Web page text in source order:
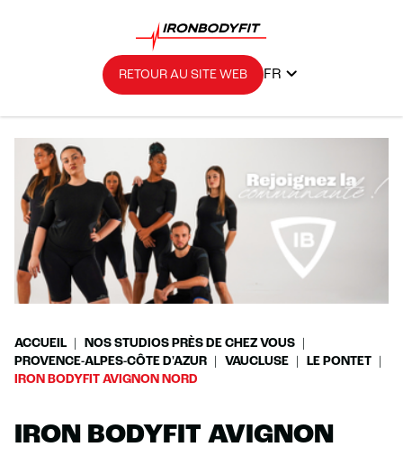
RETOUR AU SITE WEB FR
ACCUEIL
NOS STUDIOS PRÈS DE CHEZ VOUS
PROVENCE-ALPES-CÔTE D'AZUR
VAUCLUSE
LE PONTET
IRON BODYFIT AVIGNON NORD
IRON BODYFIT AVIGNON